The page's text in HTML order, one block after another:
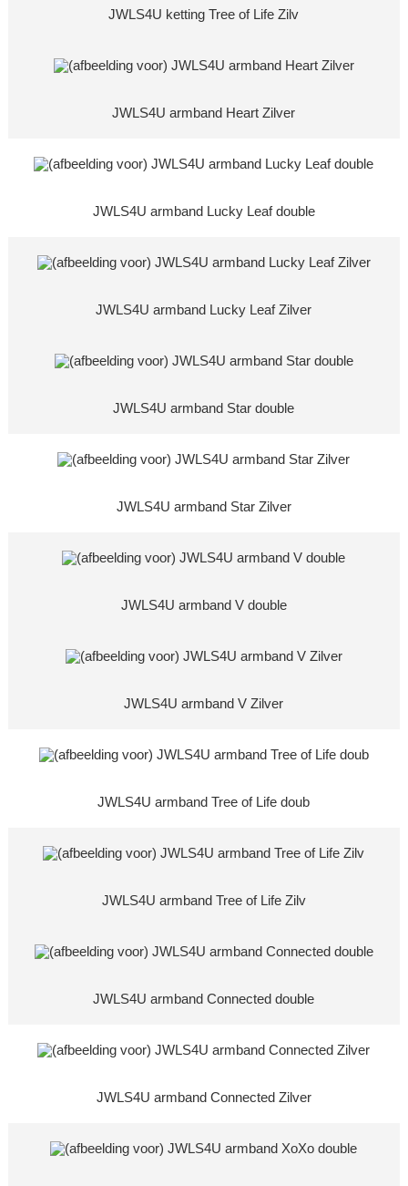
JWLS4U ketting Tree of Life Zilv
JWLS4U armband Heart Zilver
JWLS4U armband Lucky Leaf double
JWLS4U armband Lucky Leaf Zilver
JWLS4U armband Star double
JWLS4U armband Star Zilver
JWLS4U armband V double
JWLS4U armband V Zilver
JWLS4U armband Tree of Life doub
JWLS4U armband Tree of Life Zilv
JWLS4U armband Connected double
JWLS4U armband Connected Zilver